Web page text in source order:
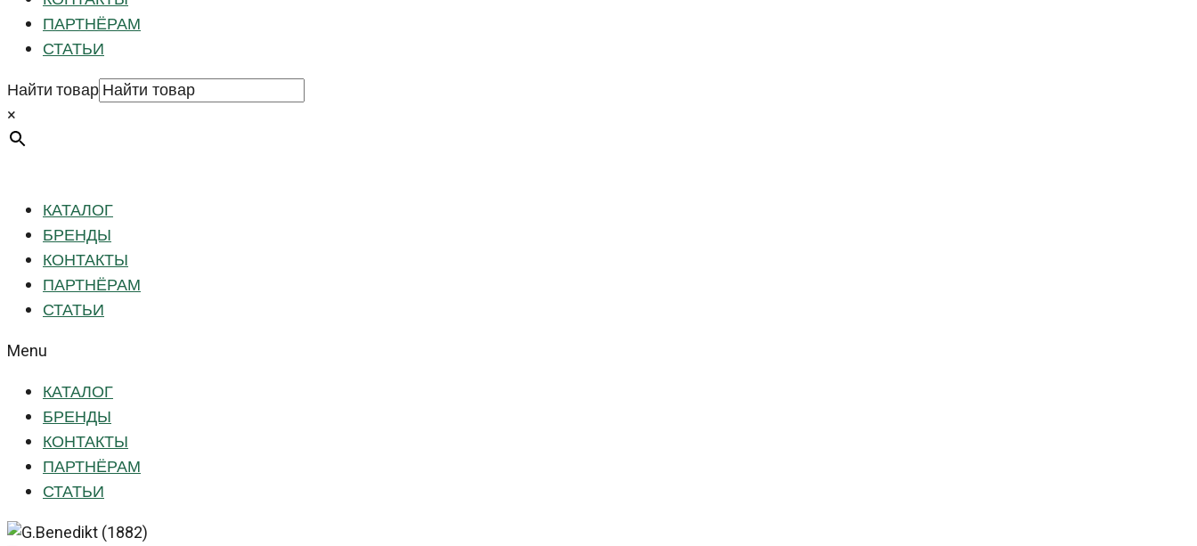
ПАРТНЁРАМ
СТАТЬИ
Найти товар
×
КАТАЛОГ
БРЕНДЫ
КОНТАКТЫ
ПАРТНЁРАМ
СТАТЬИ
Menu
КАТАЛОГ
БРЕНДЫ
КОНТАКТЫ
ПАРТНЁРАМ
СТАТЬИ